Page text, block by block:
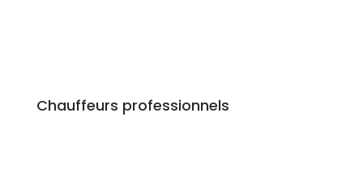
Chauffeurs professionnels